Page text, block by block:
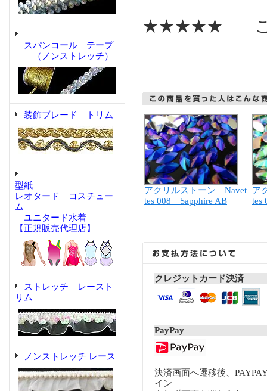
スパンコール テープ
（ノンストレッチ）
装飾ブレード トリム
型紙
レオタード コスチュー
ム
ユニタード水着
【正規販売代理店】
ストレッチ レースト
リム
ノンストレッチ レース
★★★★★ こ
アクリルストーン Navet
tes 008 Sapphire AB
ア
tes
クレジットカード決済
PayPay
決済画面へ遷移後、
イン